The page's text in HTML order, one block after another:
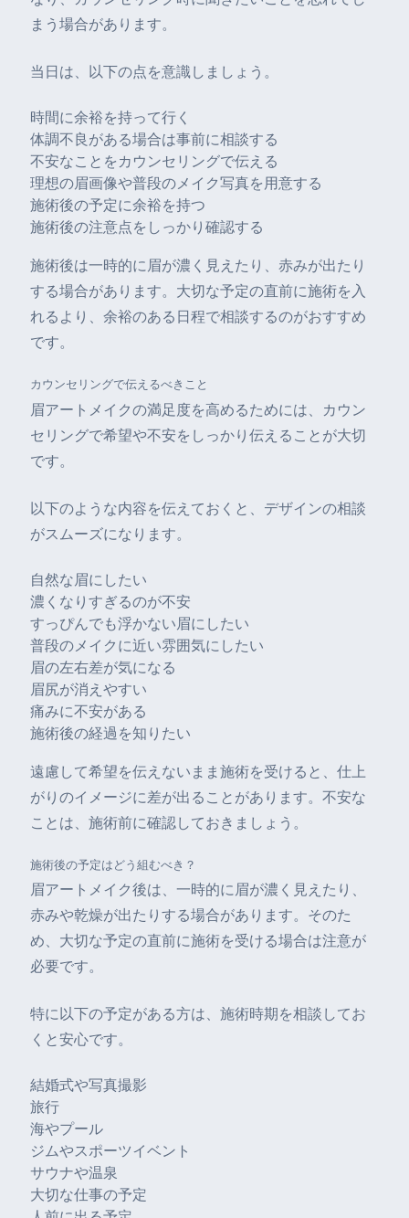
まう場合があります。
当日は、以下の点を意識しましょう。
時間に余裕を持って行く
体調不良がある場合は事前に相談する
不安なことをカウンセリングで伝える
理想の眉画像や普段のメイク写真を用意する
施術後の予定に余裕を持つ
施術後の注意点をしっかり確認する
施術後は一時的に眉が濃く見えたり、赤みが出たり
する場合があります。大切な予定の直前に施術を入
れるより、余裕のある日程で相談するのがおすすめ
です。
カウンセリングで伝えるべきこと
眉アートメイクの満足度を高めるためには、カウン
セリングで希望や不安をしっかり伝えることが大切
です。
以下のような内容を伝えておくと、デザインの相談
がスムーズになります。
自然な眉にしたい
濃くなりすぎるのが不安
すっぴんでも浮かない眉にしたい
普段のメイクに近い雰囲気にしたい
眉の左右差が気になる
眉尻が消えやすい
痛みに不安がある
施術後の経過を知りたい
遠慮して希望を伝えないまま施術を受けると、仕上
がりのイメージに差が出ることがあります。不安な
ことは、施術前に確認しておきましょう。
施術後の予定はどう組むべき？
眉アートメイク後は、一時的に眉が濃く見えたり、
赤みや乾燥が出たりする場合があります。そのた
め、大切な予定の直前に施術を受ける場合は注意が
必要です。
特に以下の予定がある方は、施術時期を相談してお
くと安心です。
結婚式や写真撮影
旅行
海やプール
ジムやスポーツイベント
サウナや温泉
大切な仕事の予定